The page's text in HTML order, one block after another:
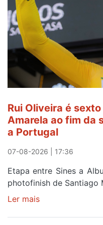
ser
do
gaiense
Rui
Oliveira
após
quinto
lugar
Beja
e
Elvas
Rui Oliveira é
Amarela ao fim da
a Portugal
07-08-2026 | 17:36
Etapa entre Sines a
photofinish de Santiago
Ler mais